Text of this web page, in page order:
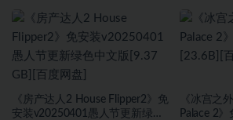
文版[30.98 GB][百度网盘]
盘]
《房产达人2 House Flipper2》免
安装v20250401愚人节更新绿色
《冰宫之
Palace 2